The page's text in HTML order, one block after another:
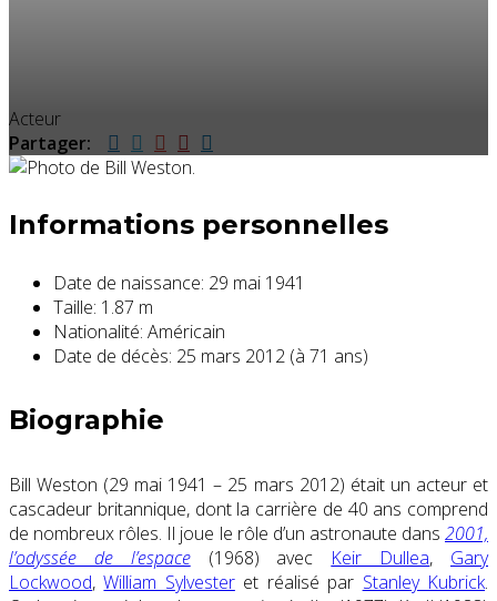
Acteur
Partager:
Informations personnelles
Date de naissance: 29 mai 1941
Taille: 1.87 m
Nationalité: Américain
Date de décès: 25 mars 2012 (à 71 ans)
Biographie
Bill Weston (29 mai 1941 – 25 mars 2012) était un acteur et
cascadeur britannique, dont la carrière de 40 ans comprend
de nombreux rôles. Il joue le rôle d’un astronaute dans 2001,
l’odyssée de l’espace(1968) avec Keir Dullea, Gary
Lockwood,William Sylvesteret réalisé par Stanley Kubrick.